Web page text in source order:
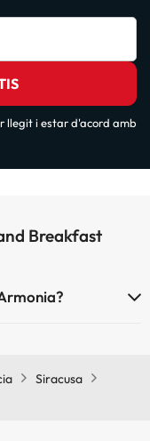
llegit i estar d'acord amb
Breakfast
Siracusa